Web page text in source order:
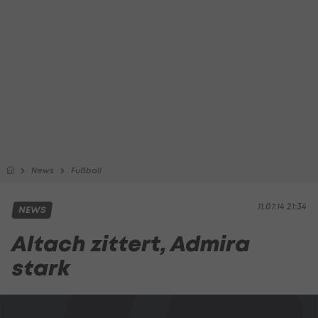
News Fußball
11.07.14 21:34
NEWS
Altach zittert, Admira
stark